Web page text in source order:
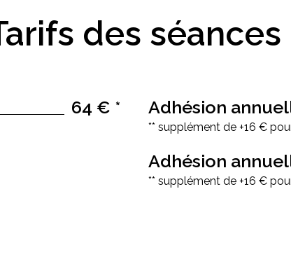
des séances
64 € * Adhésion
** supplément de +16 €
Adhésion
** supplément de +16 €